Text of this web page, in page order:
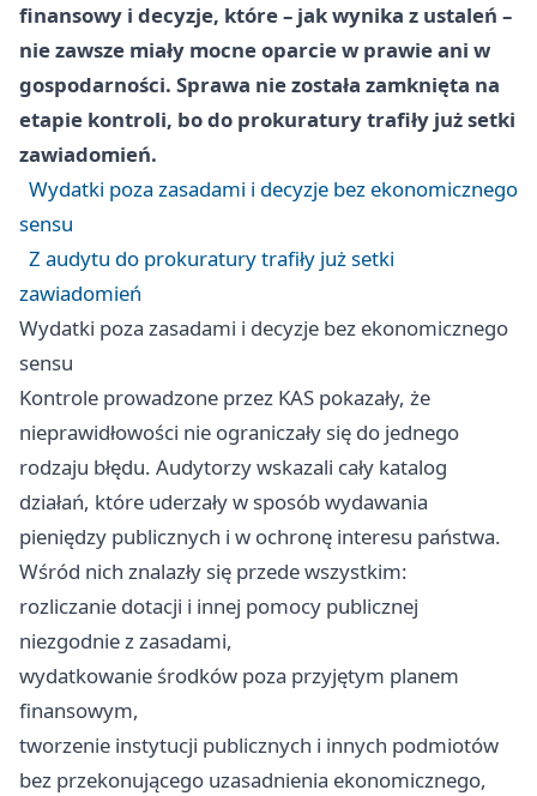
finansowy i decyzje, które – jak wynika z ustaleń –
nie zawsze miały mocne oparcie w prawie ani w
gospodarności. Sprawa nie została zamknięta na
etapie kontroli, bo do prokuratury trafiły już setki
zawiadomień.
Wydatki poza zasadami i decyzje bez ekonomicznego
sensu
Z audytu do prokuratury trafiły już setki
zawiadomień
Wydatki poza zasadami i decyzje bez ekonomicznego
sensu
Kontrole prowadzone przez KAS pokazały, że
nieprawidłowości nie ograniczały się do jednego
rodzaju błędu. Audytorzy wskazali cały katalog
działań, które uderzały w sposób wydawania
pieniędzy publicznych i w ochronę interesu państwa.
Wśród nich znalazły się przede wszystkim:
rozliczanie dotacji i innej pomocy publicznej
niezgodnie z zasadami,
wydatkowanie środków poza przyjętym planem
finansowym,
tworzenie instytucji publicznych i innych podmiotów
bez przekonującego uzasadnienia ekonomicznego,